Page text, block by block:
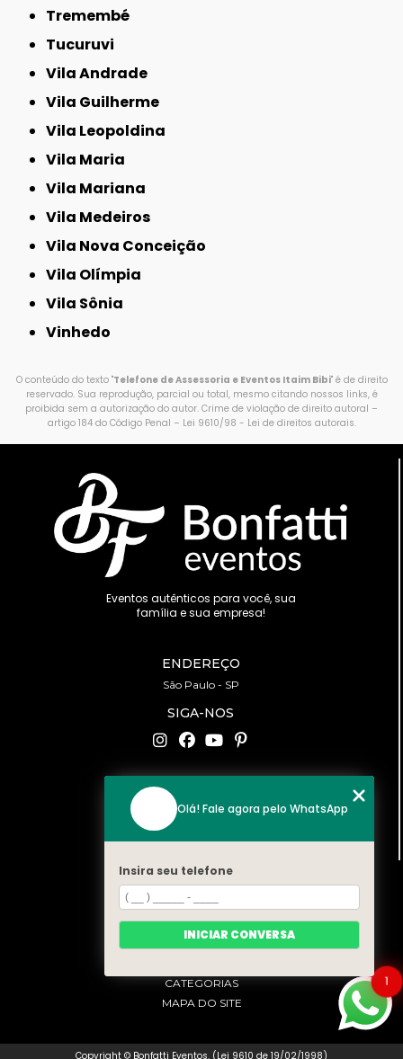
Tremembé
Tucuruvi
Vila Andrade
Vila Guilherme
Vila Leopoldina
Vila Maria
Vila Mariana
Vila Medeiros
Vila Nova Conceição
Vila Olímpia
Vila Sônia
Vinhedo
O conteúdo do texto "Telefone de Assessoria e Eventos Itaim Bibi" é de direito
reservado. Sua reprodução, parcial ou total, mesmo citando nossos links, é
proibida sem a autorização do autor. Crime de violação de direito autoral –
artigo 184 do Código Penal – Lei 9610/98 - Lei de direitos autorais.
Eventos autênticos para você, sua
família e sua empresa!
ENDEREÇO
São Paulo - SP
SIGA-NOS
CONTATO
(11) 94519-2422
contato@bonfattieventos.com.br
MENU
HOME
A BONFATTI
SERVIÇOS
CATEGORIAS
MAPA DO SITE
Copyright © Bonfatti Eventos. (Lei 9610 de 19/02/1998)
1
Olá! Fale agora pelo WhatsApp
Insira seu telefone
INICIAR CONVERSA